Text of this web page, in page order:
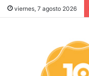
viernes, 7 agosto 2026